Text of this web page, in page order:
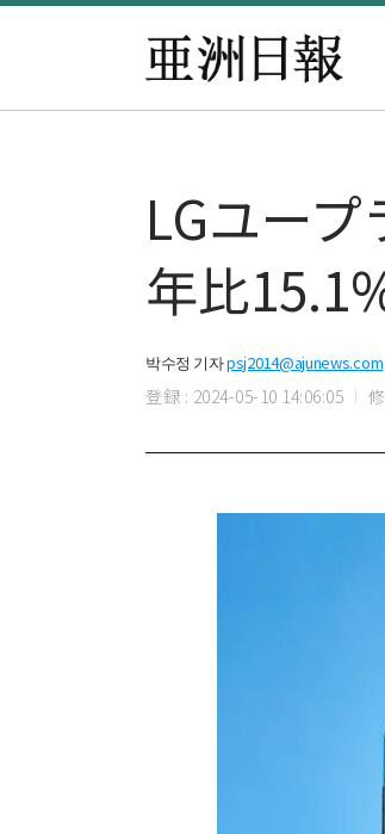
LGユー
年比
박수정 기자psj2014@ajunews.com
登録 : 2024-05-10 14:06:05